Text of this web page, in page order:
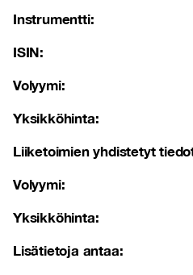
ISIN:
Volyymi: 15
Liiketoimien yhdistetyt
Volyymi: 15
Lisätietoja antaa: